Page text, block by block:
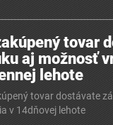
tovar
aj možnosť
lehote
tovar dostávate
v 14dňovej lehote